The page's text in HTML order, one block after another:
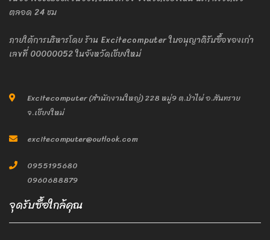
ตลอด 24 ชม
ภายใต้การบริหารโดย ร้าน Excitecomputer ใบอนุญาติรับซื้อของเก่า
เลขที่ 00000052 ในจังหวัดเชียงใหม่
Excitecomputer (สำนักงานใหญ่) 228 หมู่9 ต.ป่าไผ่ อ.สันทราย
จ.เชียงใหม่
excitecomputer@outlook.com
0955195680
0960688879
จุดรับซื้อใกล้คุณ